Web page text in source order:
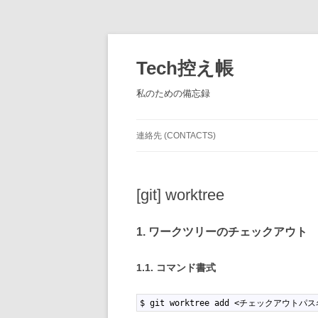
ツ
へ
ス
Tech控え帳
私のための備忘録
連絡先 (CONTACTS)
[git] worktree
1. ワークツリーのチェックアウト
1.1. コマンド書式
$ git worktree add <チェックアウトパス